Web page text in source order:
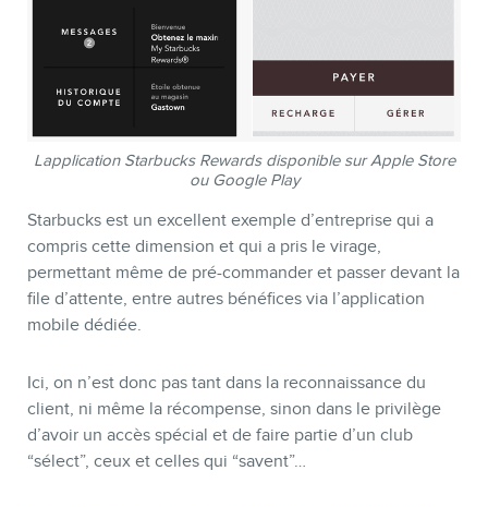
Lapplication Starbucks Rewards disponible sur Apple Store
ou Google Play
Starbucks est un excellent exemple d’entreprise qui a
compris cette dimension et qui a pris le virage,
permettant même de pré-commander et passer devant la
file d’attente, entre autres bénéfices via l’application
mobile dédiée.
Ici, on n’est donc pas tant dans la reconnaissance du
client, ni même la récompense, sinon dans le privilège
d’avoir un accès spécial et de faire partie d’un club
“sélect”, ceux et celles qui “savent”…